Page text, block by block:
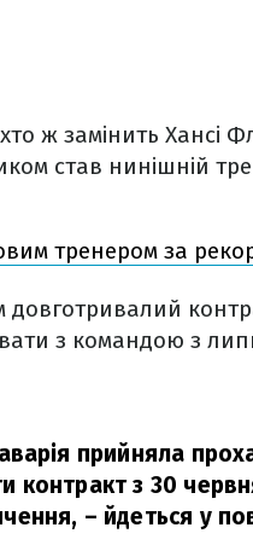
ж замінить Хансі
став нинішній
тренером за
довготривалий
з командою з
прийняла
контракт з 30
– йдеться у